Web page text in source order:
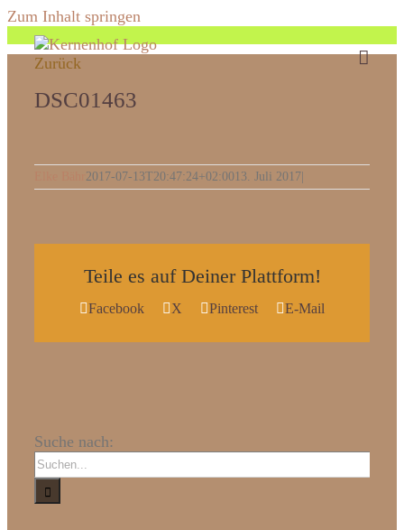
Zum Inhalt springen
Zurück
DSC01463
2017-07-13T20:47:24+02:0013. Juli 2017
Teile es auf Deiner Plattform!
Facebook X Pinterest E-Mail
Suche nach: